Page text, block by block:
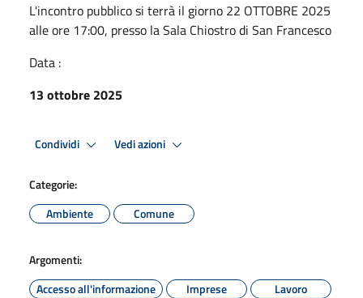
L'incontro pubblico si terrà il giorno 22 OTTOBRE 2025
alle ore 17:00, presso la Sala Chiostro di San Francesco
Data :
13 ottobre 2025
Condividi Vedi azioni
Categorie:
Ambiente
Comune
Argomenti:
Accesso all'informazione
Imprese Lavoro